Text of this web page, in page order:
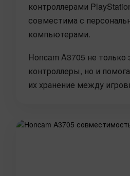
контроллерами
совместима с
компьютерами.
Honcam A3705 не только
контроллеры, но и
их хранение между